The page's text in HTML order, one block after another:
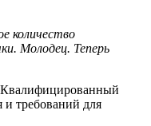
количество
Молодец. Теперь
и требований для